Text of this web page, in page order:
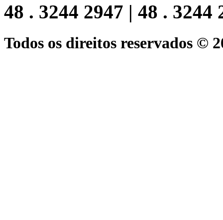
48 . 3244 2947 | 48 . 3244
Todos os direitos reservados ©